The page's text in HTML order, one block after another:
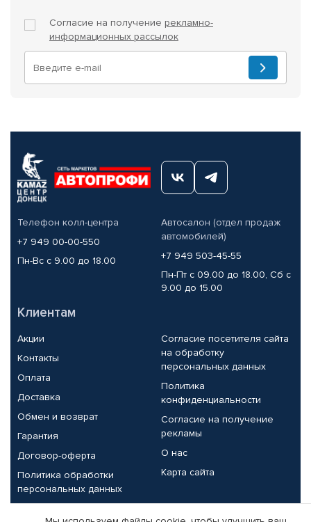
Согласие на получение рекламно-
информационных рассылок
Телефон колл-центра
+7 949 00-00-550
Пн-Вс с 9.00 до 18.00
Автосалон (отдел продаж
автомобилей)
+7 949 503-45-55
Пн-Пт с 09.00 до 18.00, Сб с
9.00 до 15.00
Клиентам
Акции
Контакты
Оплата
Доставка
Обмен и возврат
Гарантия
Договор-оферта
Политика обработки
персональных данных
Согласие посетителя сайта
на обработку
персональных данных
Политика
конфиденциальности
Согласие на получение
рекламы
О нас
Карта сайта